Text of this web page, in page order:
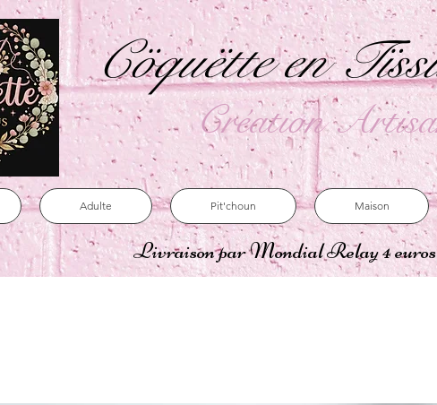
Cöquëtte en
Création
Adulte Pit'choun Maison
Livraison par Mondial Relay 4